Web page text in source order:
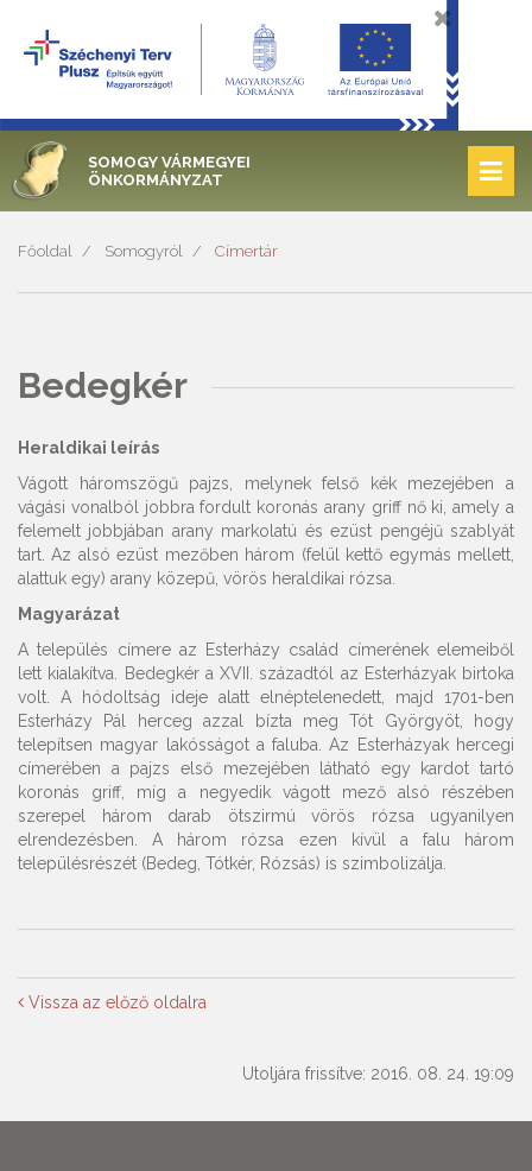
SOMOGY VÁRMEGYEI
ÖNKORMÁNYZAT
Főoldal Somogyról Címertár
Bedegkér
Heraldikai leírás
Vágott háromszögű pajzs, melynek felső kék mezejében a
vágási vonalból jobbra fordult koronás arany griff nő ki, amely a
felemelt jobbjában arany markolatú és ezüst pengéjű szablyát
tart. Az alsó ezüst mezőben három (felül kettő egymás mellett,
alattuk egy) arany közepű, vörös heraldikai rózsa.
Magyarázat
A település címere az Esterházy család címerének elemeiből
lett kialakítva. Bedegkér a XVII. századtól az Esterházyak birtoka
volt. A hódoltság ideje alatt elnéptelenedett, majd 1701-ben
Esterházy Pál herceg azzal bízta meg Tót Györgyöt, hogy
telepítsen magyar lakósságot a faluba. Az Esterházyak hercegi
címerében a pajzs első mezejében látható egy kardot tartó
koronás griff, míg a negyedik vágott mező alsó részében
szerepel három darab ötszirmú vörös rózsa ugyanilyen
elrendezésben. A három rózsa ezen kívül a falu három
településrészét (Bedeg, Tótkér, Rózsás) is szimbolizálja.
Vissza az előző oldalra
Utoljára frissítve: 2016. 08. 24. 19:09